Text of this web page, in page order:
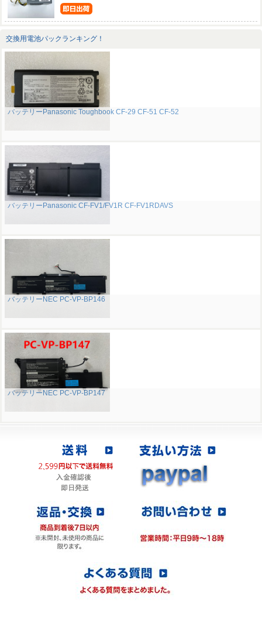
交換用電池パックランキング！
バッテリーPanasonic Toughbook CF-29 CF-51 CF-52
バッテリーPanasonic CF-FV1/FV1R CF-FV1RDAVS
バッテリーNEC PC-VP-BP146
バッテリーNEC PC-VP-BP147